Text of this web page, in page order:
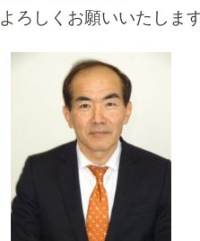
よろしくお願いいたしま